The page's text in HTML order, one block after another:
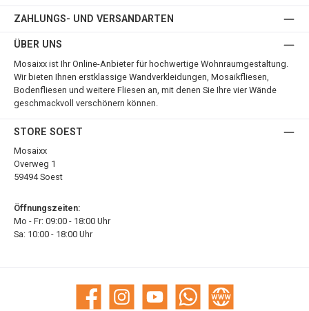
ZAHLUNGS- UND VERSANDARTEN
ÜBER UNS
Mosaixx ist Ihr Online-Anbieter für hochwertige Wohnraumgestaltung.
Wir bieten Ihnen erstklassige Wandverkleidungen, Mosaikfliesen,
Bodenfliesen und weitere Fliesen an, mit denen Sie Ihre vier Wände
geschmackvoll verschönern können.
STORE SOEST
Mosaixx
Overweg 1
59494 Soest
Öffnungszeiten:
Mo - Fr: 09:00 - 18:00 Uhr
Sa: 10:00 - 18:00 Uhr
Facebook Instagram YouTube WhatsApp Website